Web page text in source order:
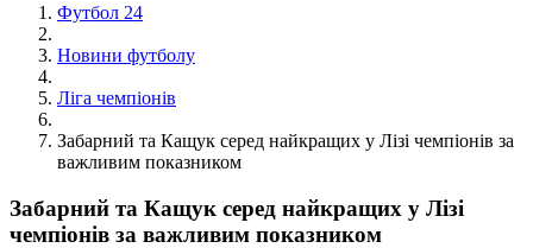
Футбол 24
Новини футболу
Ліга чемпіонів
Забарний та Кащук серед найкращих у Лізі чемпіонів за
важливим показником
Забарний та Кащук серед найкращих у Лізі
чемпіонів за важливим показником